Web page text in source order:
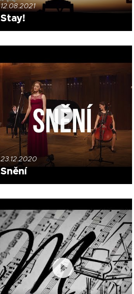
12.08.2021
Stay!
23.12.2020
Snění